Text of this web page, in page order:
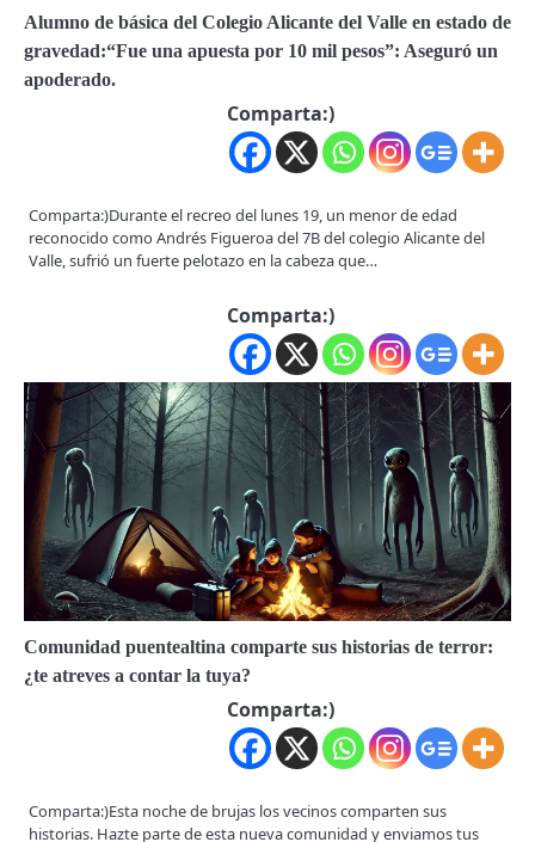
Alumno de básica del Colegio Alicante del Valle en estado de
gravedad:“Fue una apuesta por 10 mil pesos”: Aseguró un
apoderado.
Comparta:)
Comparta:)Durante el recreo del lunes 19, un menor de edad
reconocido como Andrés Figueroa del 7B del colegio Alicante del
Valle, sufrió un fuerte pelotazo en la cabeza que…
Comparta:)
Comunidad puentealtina comparte sus historias de terror:
¿te atreves a contar la tuya?
Comparta:)
Comparta:)Esta noche de brujas los vecinos comparten sus
historias. Hazte parte de esta nueva comunidad y enviamos tus